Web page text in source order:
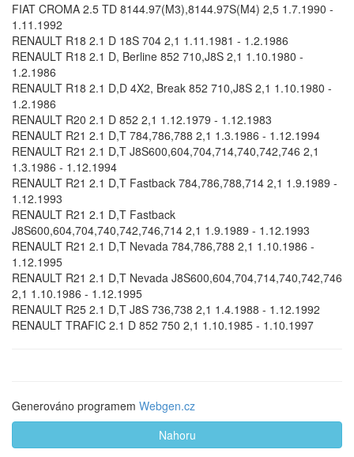
FIAT CROMA 2.5 TD 8144.97(M3),8144.97S(M4) 2,5 1.7.1990 -
1.11.1992
RENAULT R18 2.1 D 18S 704 2,1 1.11.1981 - 1.2.1986
RENAULT R18 2.1 D, Berline 852 710,J8S 2,1 1.10.1980 -
1.2.1986
RENAULT R18 2.1 D,D 4X2, Break 852 710,J8S 2,1 1.10.1980 -
1.2.1986
RENAULT R20 2.1 D 852 2,1 1.12.1979 - 1.12.1983
RENAULT R21 2.1 D,T 784,786,788 2,1 1.3.1986 - 1.12.1994
RENAULT R21 2.1 D,T J8S600,604,704,714,740,742,746 2,1
1.3.1986 - 1.12.1994
RENAULT R21 2.1 D,T Fastback 784,786,788,714 2,1 1.9.1989 -
1.12.1993
RENAULT R21 2.1 D,T Fastback
J8S600,604,704,740,742,746,714 2,1 1.9.1989 - 1.12.1993
RENAULT R21 2.1 D,T Nevada 784,786,788 2,1 1.10.1986 -
1.12.1995
RENAULT R21 2.1 D,T Nevada J8S600,604,704,714,740,742,746
2,1 1.10.1986 - 1.12.1995
RENAULT R25 2.1 D,T J8S 736,738 2,1 1.4.1988 - 1.12.1992
RENAULT TRAFIC 2.1 D 852 750 2,1 1.10.1985 - 1.10.1997
Generováno programem Webgen.cz
Nahoru